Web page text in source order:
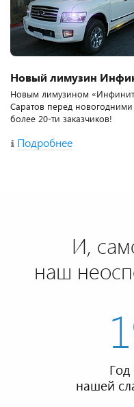
Новый лимузин
Новым лимузином
Саратов перед
более 20-ти заказчиков!
Подробнее
И,
наш
Год
нашей